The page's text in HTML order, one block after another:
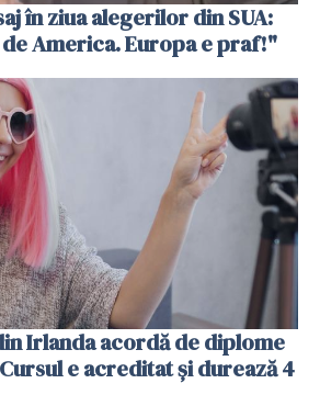
în ziua alegerilor din SUA:
America. Europa e praf!"
Irlanda acordă de diplome
e acreditat și durează 4